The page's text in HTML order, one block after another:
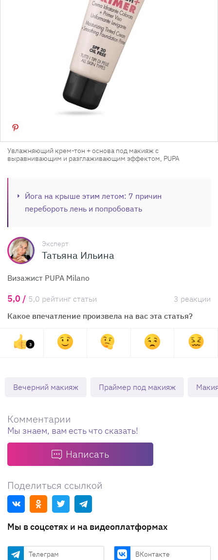
Увлажняющий крем-тон + основа под макияж с
выравнивающим и разглаживающим эффектом, PUPA
Йога на крыше этим летом: 7 причин
перебороть лень и попробовать
Эксперт
Татьяна Ильина
Визажист PUPA Milano
5,0 / 5,0 рейтинг статьи
3 реакции
Какое впечатление произвела на вас эта статья?
3
Вечерний макияж Праймер под макияж
Комментарии
Мы знаем, вам есть что сказать!
Написать
Поделиться ссылкой
Мы в соцсетях и на видеоплатформах
Телеграм ВКонтакте